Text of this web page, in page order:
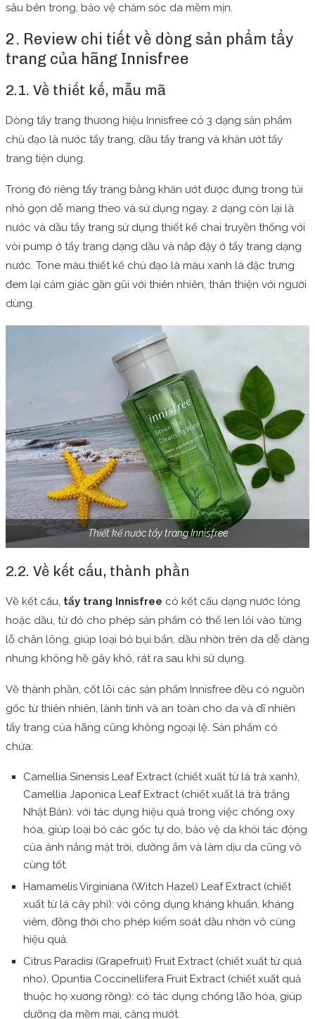
sâu bên trong, bảo vệ chăm sóc da mềm mịn.
2. Review chi tiết về dòng sản phẩm tẩy
trang của hãng Innisfree
2.1. Về thiết kế, mẫu mã
Dòng tẩy trang thương hiệu Innisfree có 3 dạng sản phẩm
chủ đạo là nước tẩy trang, dầu tẩy trang và khăn ướt tẩy
trang tiện dụng.
Trong đó riêng tẩy trang bằng khăn ướt được đựng trong túi
nhỏ gọn dễ mang theo và sử dụng ngay. 2 dạng còn lại là
nước và dầu tẩy trang sử dụng thiết kế chai truyền thống với
vòi pump ở tẩy trang dạng dầu và nắp đậy ở tẩy trang dạng
nước. Tone màu thiết kế chủ đạo là màu xanh lá đặc trưng
đem lại cảm giác gần gũi với thiên nhiên, thân thiện với người
dùng.
Thiết kế nước tẩy trang Innisfree
2.2. Về kết cấu, thành phần
Về kết cấu, tẩy trang Innisfree có kết cấu dạng nước lỏng
hoặc dầu, từ đó cho phép sản phẩm có thể len lỏi vào từng
lỗ chân lông, giúp loại bỏ bụi bẩn, dầu nhờn trên da dễ dàng
nhưng không hề gây khô, rát ra sau khi sử dụng.
Về thành phần, cốt lõi các sản phẩm Innisfree đều có nguồn
gốc từ thiên nhiên, lành tính và an toàn cho da và dĩ nhiên
tẩy trang của hãng cũng không ngoại lệ. Sản phẩm có
chứa:
Camellia Sinensis Leaf Extract (chiết xuất từ lá trà xanh),
Camellia Japonica Leaf Extract (chiết xuất lá trà trắng
Nhật Bản): với tác dụng hiệu quả trong việc chống oxy
hóa, giúp loại bỏ các gốc tự do, bảo vệ da khỏi tác động
của ánh nắng mặt trời, dưỡng ẩm và làm dịu da cũng vô
cùng tốt.
Hamamelis Virginiana (Witch Hazel) Leaf Extract (chiết
xuất từ lá cây phỉ): với công dụng kháng khuẩn, kháng
viêm, đồng thời cho phép kiểm soát dầu nhờn vô cùng
hiệu quả.
Citrus Paradisi (Grapefruit) Fruit Extract (chiết xuất từ quả
nho), Opuntia Coccinellifera Fruit Extract (chiết xuất quả
thuộc họ xương rồng): có tác dụng chống lão hóa, giúp
dưỡng da mềm mại, căng mướt.